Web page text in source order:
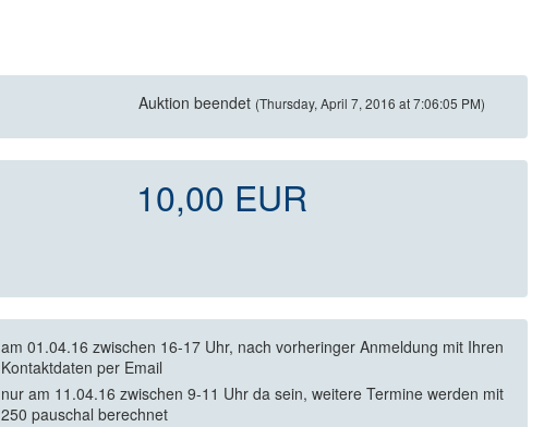
Auktion beendet (Thursday, April 7, 2016 at 7:06:05 PM)
10,00 EUR
am 01.04.16 zwischen 16-17 Uhr, nach vorheringer Anmeldung mit Ihren
Kontaktdaten per Email
nur am 11.04.16 zwischen 9-11 Uhr da sein, weitere Termine werden mit
250 pauschal berechnet